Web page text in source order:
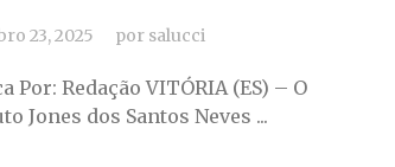
23, 2025 por salucci
Por: Redação VITÓRIA (ES) – O
Jones dos Santos Neves ...